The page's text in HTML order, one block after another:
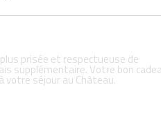
prisée et respectueuse de
supplémentaire. Votre bon
votre séjour au Château.